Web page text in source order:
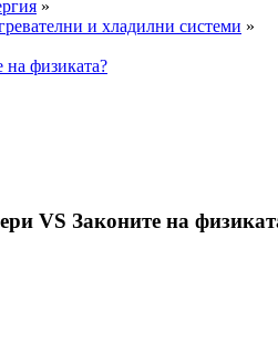
»
и хладилни системи »
физиката?
VS Законите на